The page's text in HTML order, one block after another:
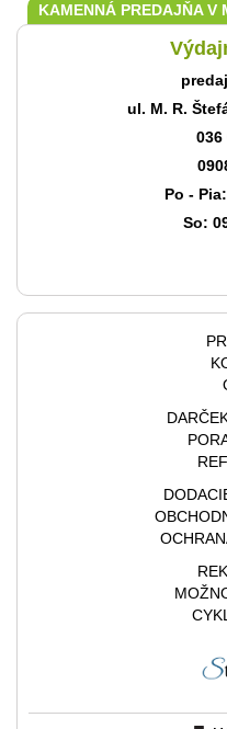
KAMENNÁ PREDAJŇA V
ul. M. R.
036
Po -
So: